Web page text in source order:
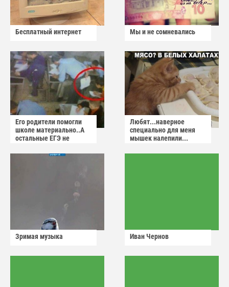
Бесплатный интернет Мы и не сомневались
Его родители помогли
школе материально..А
остальные ЕГЭ не
Любят...наверное
специально для меня
мышек налепили...
Зримая музыка Иван Чернов